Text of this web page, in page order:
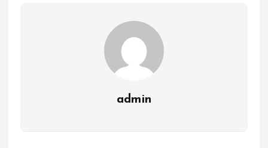
admin